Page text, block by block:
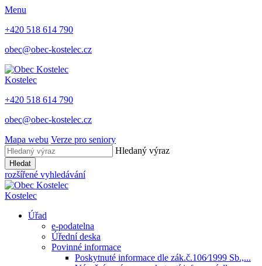
Menu
+420 518 614 790
obec@obec-kostelec.cz
Kostelec
+420 518 614 790
obec@obec-kostelec.cz
Mapa webu Verze pro seniory
Hledaný výraz
Hledat
rozšířené vyhledávání
Kostelec
Úřad
e-podatelna
Úřední deska
Povinné informace
Poskytnuté informace dle zák.č.106⁄1999 Sb.,...